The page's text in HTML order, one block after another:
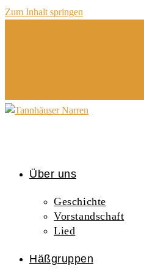
Zum Inhalt springen
Über uns
Geschichte
Vorstandschaft
Lied
Häßgruppen